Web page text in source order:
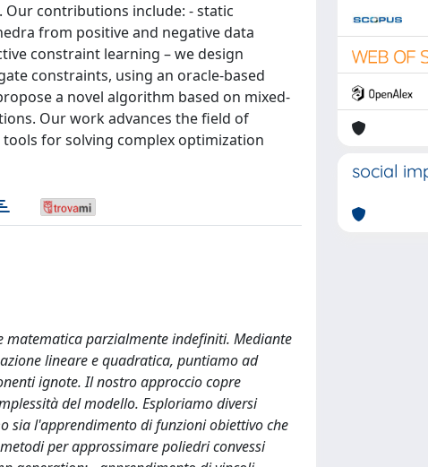
contributions include: - static
from positive and negative data
constraint learning – we design
constraints, using an oracle-based
a novel algorithm based on mixed-
Our work advances the field of
for solving complex optimization
parzialmente indefiniti. Mediante
lineare e quadratica, puntiamo ad
ignote. Il nostro approccio copre
del modello. Esploriamo diversi
sia l'apprendimento di funzioni obiettivo che
per approssimare poliedri convessi
social